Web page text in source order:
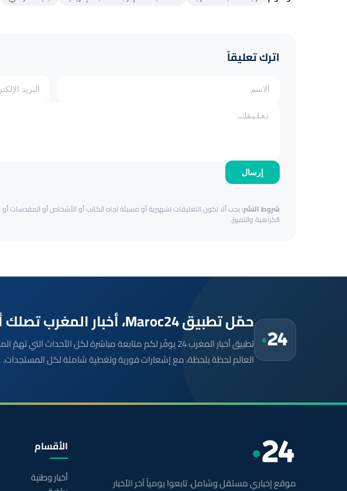
اترك تعليقاً
إرسال
شروط النشر:يجب ألا تكون التعليقات تشهيرية أو مسيئة تجاه الكاتب أو الأشخاص أو المقدسات أو
الكراهية والتمييز.
حمّل تطبيق Maroc24، أخبار المغرب تصلك أولاً
تطبيق أخبار المغرب 24 يوفّر لكم متابعة مباشرة لكل الأحداث التي
العالم لحظة بلحظة، مع إشعارات فورية وتغطية شاملة لكل المستجدات.
موقع إخباري مستقل وشامل. تابعوا يومياً آخر الأخبار
الأقسام
أخبار وطنية